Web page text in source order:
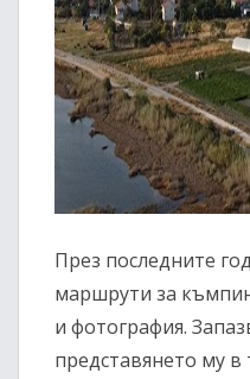
През последните
маршрути за
и фотография.
представянето му в